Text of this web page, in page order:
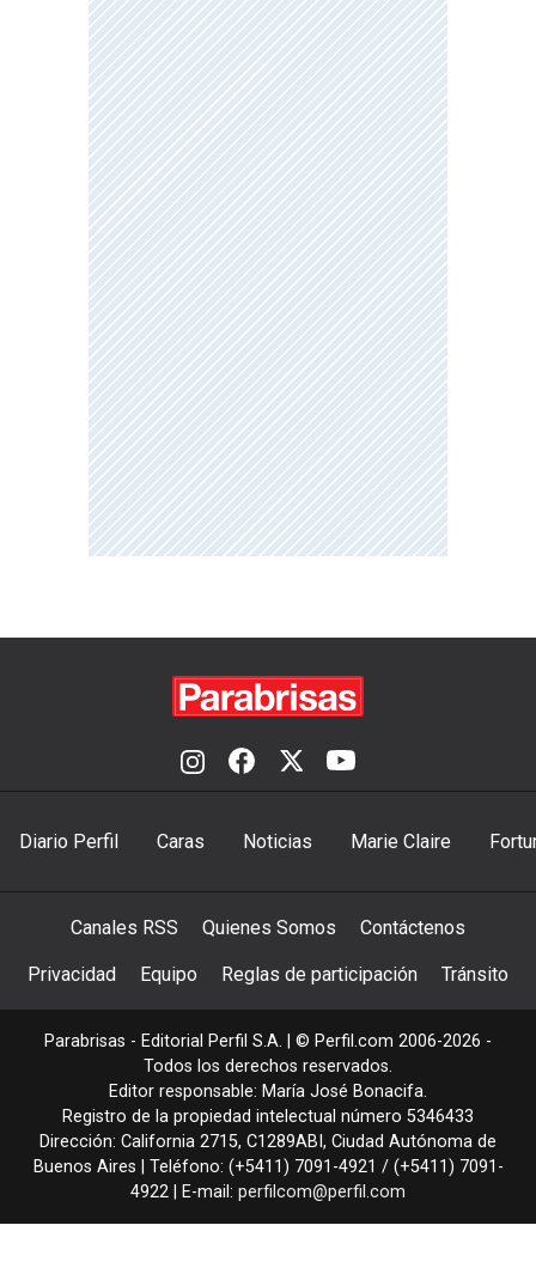
Diario Perfil Caras Noticias Marie Claire
Canales RSS Quienes Somos Contáctenos
Privacidad Equipo Reglas de participación Tránsito
Parabrisas - Editorial Perfil S.A. | © Perfil.com 2006-2026 -
Todos los derechos reservados.
Editor responsable: María José Bonacifa.
Registro de la propiedad intelectual número 5346433
Dirección: California 2715, C1289ABI , Ciudad Autónoma de
Buenos Aires | Teléfono: (+5411) 7091-4921 / (+5411) 7091-
4922 | E-mail: perfilcom@perfil.com